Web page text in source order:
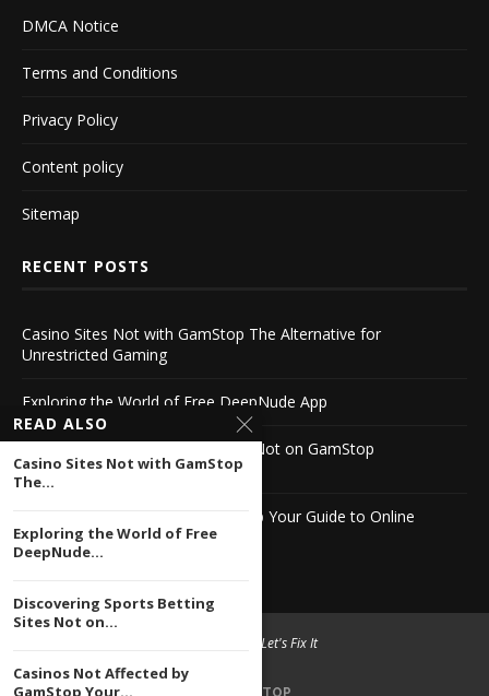
DMCA Notice
Terms and Conditions
Privacy Policy
Content policy
Sitemap
RECENT POSTS
Casino Sites Not with GamStop The Alternative for
Unrestricted Gaming
Exploring the World of Free DeepNude App
Discovering Sports Betting Sites Not on GamStop
-1064343902
Casinos Not Affected by GamStop Your Guide to Online
Gaming
2026 Let's Fix It
READ ALSO
Casino Sites Not with GamStop
The...
Exploring the World of Free
DeepNude...
Discovering Sports Betting
Sites Not on...
Casinos Not Affected by
GamStop Your...